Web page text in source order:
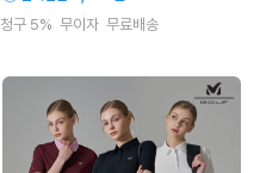
청구 5% 무이자 무료배송